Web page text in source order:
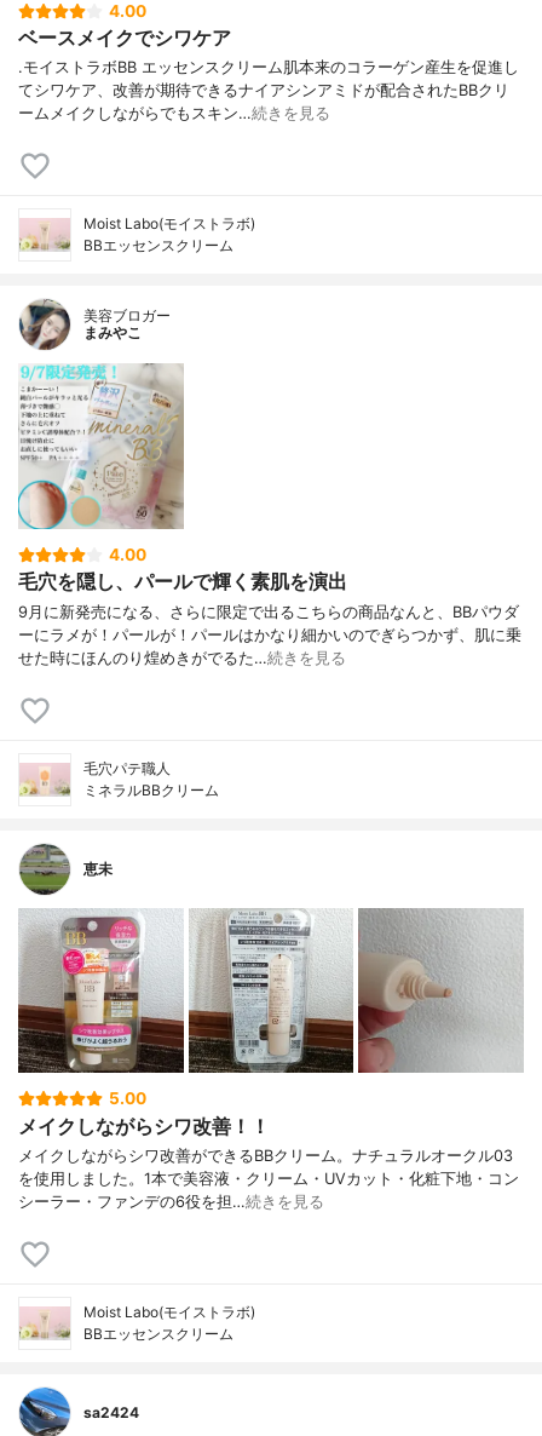
4.00
ベースメイクでシワケア
.モイストラボBB エッセンスクリーム肌本来のコラーゲン産生を促進し
てシワケア、改善が期待できるナイアシンアミドが配合されたBBクリ
ームメイクしながらでもスキン…続きを見る
Moist Labo(モイストラボ)
BBエッセンスクリーム
美容ブロガー
まみやこ
4.00
毛穴を隠し、パールで輝く素肌を演出
9月に新発売になる、さらに限定で出るこちらの商品なんと、BBパウダ
ーにラメが！パールが！パールはかなり細かいのでぎらつかず、肌に乗
せた時にほんのり煌めきがでるた…続きを見る
毛穴パテ職人
ミネラルBBクリーム
恵未
5.00
メイクしながらシワ改善！！
メイクしながらシワ改善ができるBBクリーム。ナチュラルオークル03
を使用しました。1本で美容液・クリーム・UVカット・化粧下地・コン
シーラー・ファンデの6役を担…続きを見る
Moist Labo(モイストラボ)
BBエッセンスクリーム
sa2424